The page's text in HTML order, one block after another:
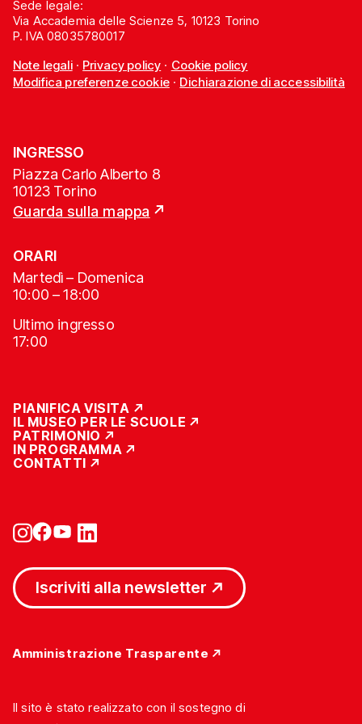
Sede legale:
Via Accademia delle Scienze 5, 10123 Torino
P. IVA 08035780017
Note legali· Privacy policy · Cookie policy
Modifica preferenze cookie· Dichiarazione di accessibilità
INGRESSO
Piazza Carlo Alberto 8
10123 Torino
Guarda sulla mappa
ORARI
Martedì – Domenica
10:00 – 18:00
Ultimo ingresso
17:00
PIANIFICA VISITA
IL MUSEO PER LE SCUOLE
PATRIMONIO
IN PROGRAMMA
CONTATTI
Iscriviti alla newsletter
Amministrazione Trasparente
Il sito è stato realizzato con il sostegno di